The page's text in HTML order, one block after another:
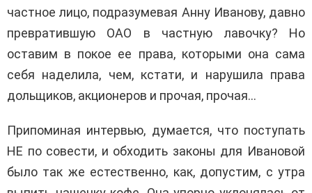
частное лицо, подразумевая Анну Иванову, давно
превратившую ОАО в частную лавочку? Но
оставим в покое ее права, которыми она сама
себя наделила, чем, кстати, и нарушила права
дольщиков, акционеров и прочая, прочая…
Припоминая интервью, думается, что поступать
НЕ по совести, и обходить законы для Ивановой
было так же естественно, как, допустим, с утра